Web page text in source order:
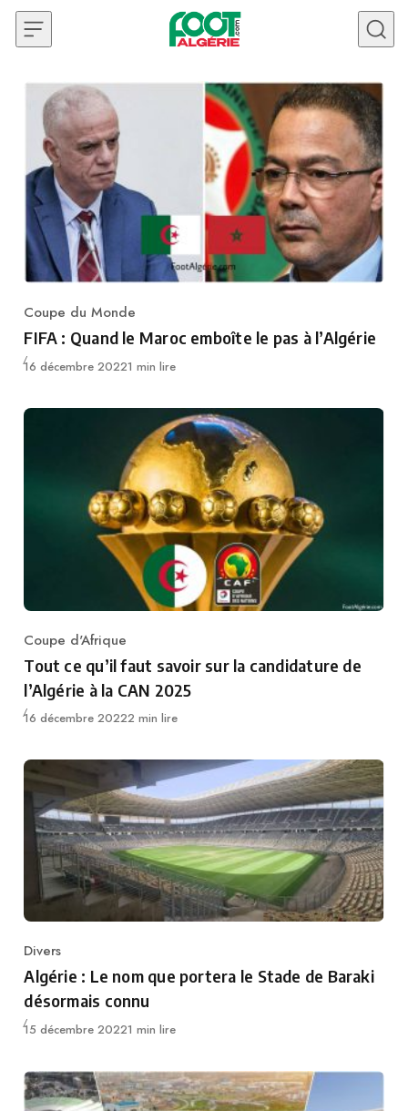
Skip to content
Category
Coupe du Monde
FIFA : Quand le Maroc emboîte le pas à l’Algérie
Publié
16 décembre 20221 min lire
Category
Coupe d'Afrique
Tout ce qu’il faut savoir sur la candidature de
l’Algérie à la CAN 2025
Publié
16 décembre 20222 min lire
Category
Divers
Algérie : Le nom que portera le Stade de Baraki
désormais connu
Publié
15 décembre 20221 min lire